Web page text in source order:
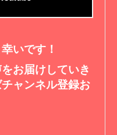
いです！
お届けしていき
ャンネル登録お